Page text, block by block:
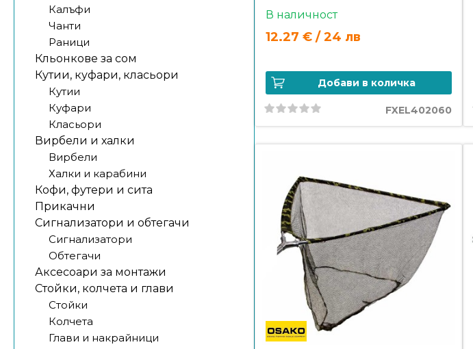
Калъфи
Чанти
Раници
Кльонкове за сом
Кутии, куфари, класьори
Кутии
Куфари
Класьори
Вирбели и халки
Вирбели
Халки и карабини
Кофи, футери и сита
Прикачни
Сигнализатори и обтегачи
Сигнализатори
Обтегачи
Аксесоари за монтажи
Стойки, колчета и глави
Стойки
Колчета
Глави и накрайници
В наличност
12.27 € / 24 лв
Добави в количка
FXEL402060